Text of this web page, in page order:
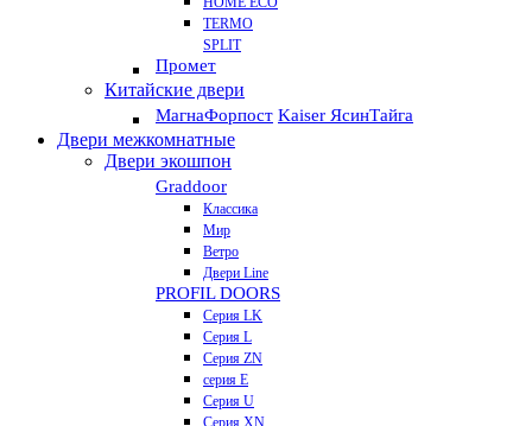
ТЕRМО
SPLIT
Промет
Китайские двери
МагнаФорпост Kaiser ЯсинТайга
Двери межкомнатные
Двери экошпон
Graddoor
Классика
Мир
Ветро
Двери Line
PROFIL DOORS
Серия LK
Серия L
Серия ZN
серия E
Серия U
Серия XN